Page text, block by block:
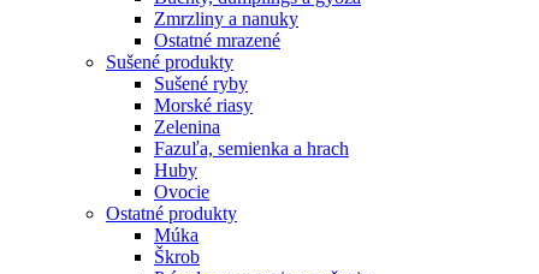
Zmrzliny a nanuky
Ostatné mrazené
Sušené produkty
Sušené ryby
Morské riasy
Zelenina
Fazuľa, semienka a hrach
Huby
Ovocie
Ostatné produkty
Múka
Škrob